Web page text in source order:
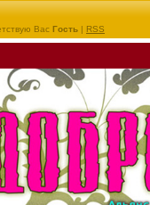
Вас Гость | RSS